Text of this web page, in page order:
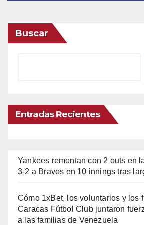
Buscar
Entradas Recientes
Yankees remontan con 2 outs en
3-2 a Bravos en 10 innings tras
Cómo 1xBet, los voluntarios y los
Caracas Fútbol Club juntaron
a las familias de Venezuela